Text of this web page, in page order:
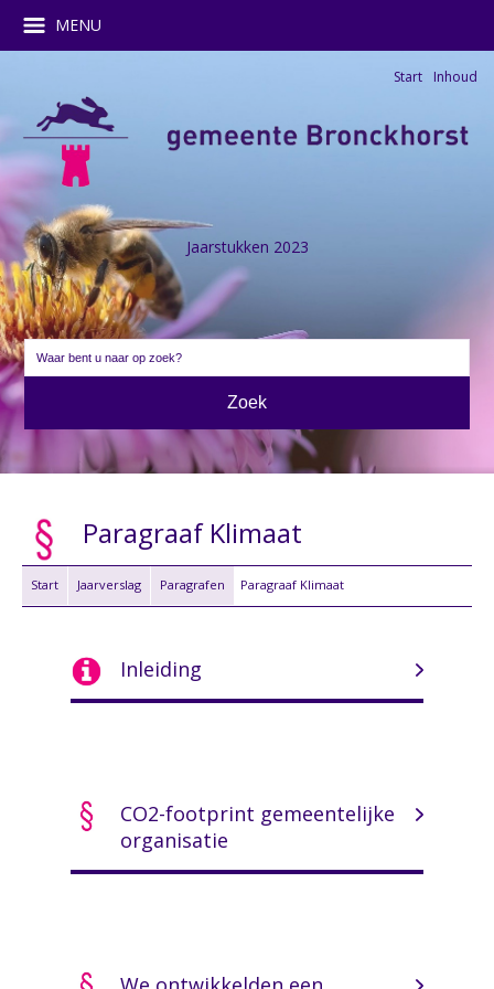
Jaarstukken 2023
Start Inhoud
MENU
Paragraaf Klimaat
Start Jaarverslag Paragrafen Paragraaf Klimaat
Inleiding
CO2-footprint gemeentelijke
organisatie